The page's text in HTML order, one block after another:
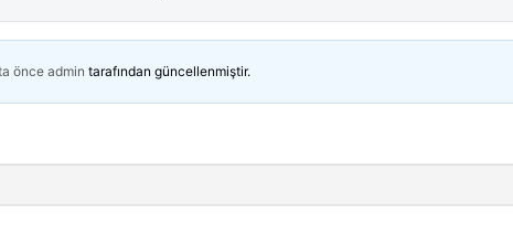
önce admin tarafından güncellenmiştir.